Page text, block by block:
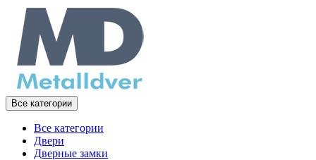
Все категории
Все категории
Двери
Дверные замки